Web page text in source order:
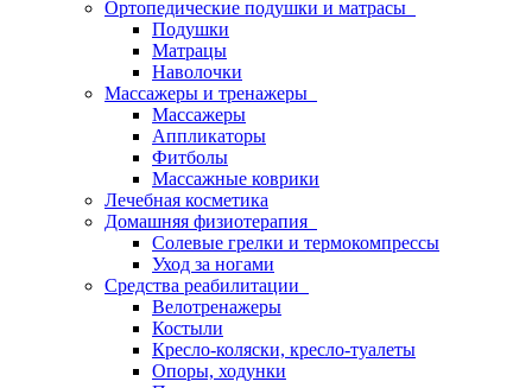
Ортопедические подушки и матрасы
Подушки
Матрацы
Наволочки
Массажеры и тренажеры
Массажеры
Аппликаторы
Фитболы
Массажные коврики
Лечебная косметика
Домашняя физиотерапия
Солевые грелки и термокомпрессы
Уход за ногами
Средства реабилитации
Велотренажеры
Костыли
Кресло-коляски, кресло-туалеты
Опоры, ходунки